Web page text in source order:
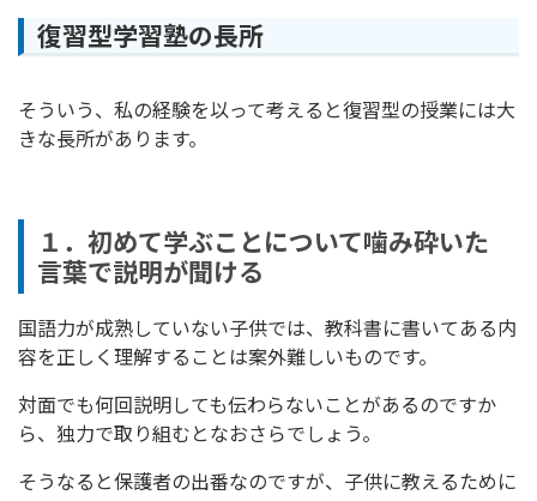
復習型学習塾の長所
そういう、私の経験を以って考えると復習型の授業には大
きな長所があります。
１．初めて学ぶことについて噛み砕いた
言葉で説明が聞ける
国語力が成熟していない子供では、教科書に書いてある内
容を正しく理解することは案外難しいものです。
対面でも何回説明しても伝わらないことがあるのですか
ら、独力で取り組むとなおさらでしょう。
そうなると保護者の出番なのですが、子供に教えるために